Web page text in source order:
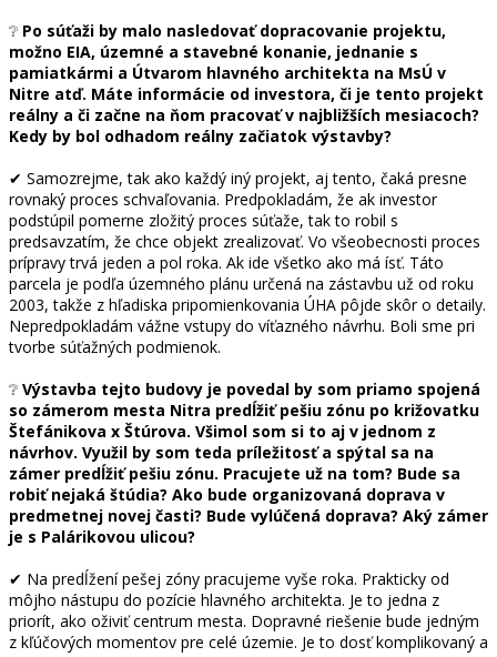
❔ Po súťaži by malo nasledovať dopracovanie projektu,
možno EIA, územné a stavebné konanie, jednanie s
pamiatkármi a Útvarom hlavného architekta na MsÚ v
Nitre atď. Máte informácie od investora, či je tento projekt
reálny a či začne na ňom pracovať v najbližších mesiacoch?
Kedy by bol odhadom reálny začiatok výstavby?
✔ Samozrejme, tak ako každý iný projekt, aj tento, čaká presne
rovnaký proces schvaľovania. Predpokladám, že ak investor
podstúpil pomerne zložitý proces súťaže, tak to robil s
predsavzatím, že chce objekt zrealizovať. Vo všeobecnosti proces
prípravy trvá jeden a pol roka. Ak ide všetko ako má ísť. Táto
parcela je podľa územného plánu určená na zástavbu už od roku
2003, takže z hľadiska pripomienkovania ÚHA pôjde skôr o detaily.
Nepredpokladám vážne vstupy do víťazného návrhu. Boli sme pri
tvorbe súťažných podmienok.
❔ Výstavba tejto budovy je povedal by som priamo spojená
so zámerom mesta Nitra predĺžiť pešiu zónu po križovatku
Štefánikova x Štúrova. Všimol som si to aj v jednom z
návrhov. Využil by som teda príležitosť a spýtal sa na
zámer predĺžiť pešiu zónu. Pracujete už na tom? Bude sa
robiť nejaká štúdia? Ako bude organizovaná doprava v
predmetnej novej časti? Bude vylúčená doprava? Aký zámer
je s Palárikovou ulicou?
✔ Na predĺžení pešej zóny pracujeme vyše roka. Prakticky od
môjho nástupu do pozície hlavného architekta. Je to jedna z
priorít, ako oživiť centrum mesta. Dopravné riešenie bude jedným
z kľúčových momentov pre celé územie. Je to dosť komplikovaný a